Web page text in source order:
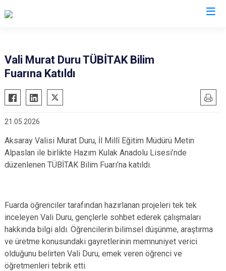
Vali Murat Duru TÜBİTAK Bilim
Fuarına Katıldı
21.05.2026
Aksaray Valisi Murat Duru, İl Millî Eğitim Müdürü Metin
Alpaslan ile birlikte Hazım Kulak Anadolu Lisesi’nde
düzenlenen TÜBİTAK Bilim Fuarı’na katıldı.
Fuarda öğrenciler tarafından hazırlanan projeleri tek tek
inceleyen Vali Duru, gençlerle sohbet ederek çalışmaları
hakkında bilgi aldı. Öğrencilerin bilimsel düşünme, araştırma
ve üretme konusundaki gayretlerinin memnuniyet verici
olduğunu belirten Vali Duru, emek veren öğrenci ve
öğretmenleri tebrik etti.